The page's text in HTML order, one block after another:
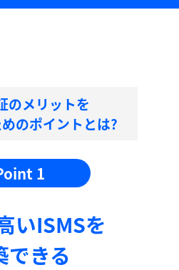
のメリットを
のポイントとは?
1
いISMSを
できる